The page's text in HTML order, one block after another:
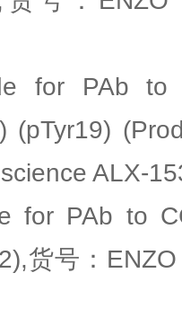
for PAb to
(pTyr19)
ALX-
for PAb to
货号：